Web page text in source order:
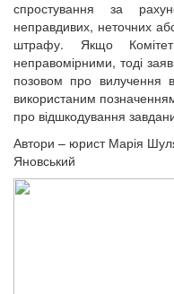
спростування за
неправдивих, неточних
штрафу. Якщо
неправомірними, тоді
позовом про вилучення
використаним
про відшкодування
Автори – юрист Марія
Яновський